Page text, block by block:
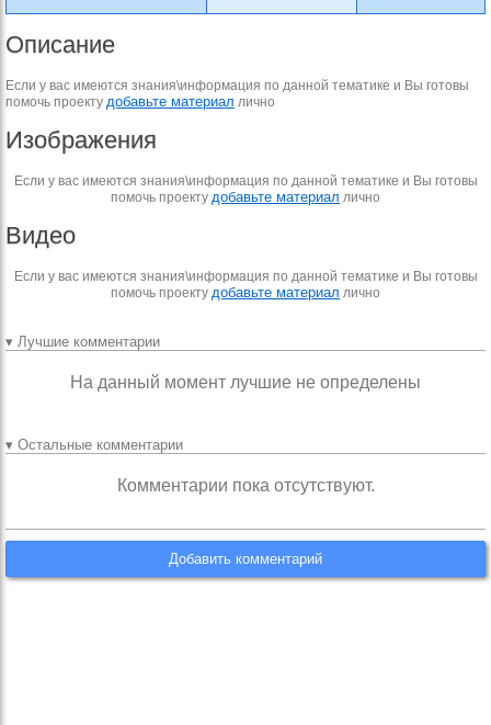
Описание
Если у вас имеются знания\информация по данной тематике и Вы готовы
помочь проекту добавьте материал лично
Изображения
Если у вас имеются знания\информация по данной тематике и Вы готовы
помочь проекту добавьте материал лично
Видео
Если у вас имеются знания\информация по данной тематике и Вы готовы
помочь проекту добавьте материал лично
▾ Лучшие комментарии
На данный момент лучшие не определены
▾ Остальные комментарии
Комментарии пока отсутствуют.
Добавить комментарий